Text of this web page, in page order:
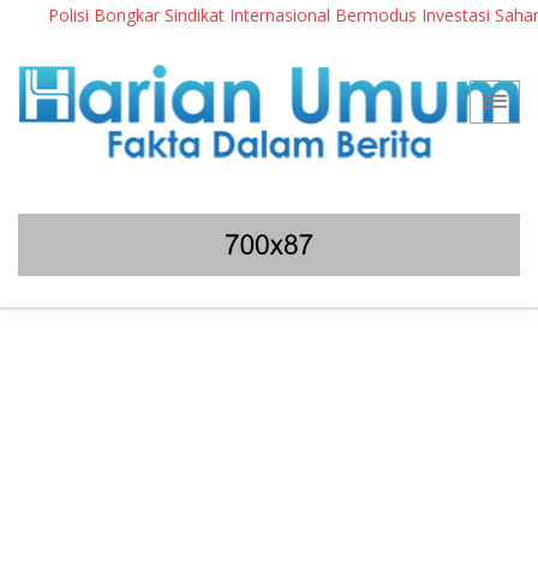
Polisi Bongkar Sindikat Internasional Bermodus Investasi Saham &